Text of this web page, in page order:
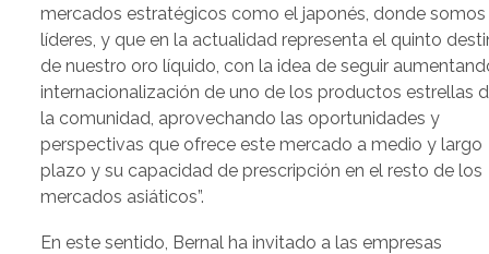
mercados estratégicos como el japonés, donde somos
líderes, y que en la actualidad representa el quinto
de nuestro oro líquido, con la idea de seguir
internacionalización de uno de los productos estrellas
la comunidad, aprovechando las oportunidades y
perspectivas que ofrece este mercado a medio y largo
plazo y su capacidad de prescripción en el resto de los
mercados asiáticos”.
En este sentido, Bernal ha invitado a las empresas